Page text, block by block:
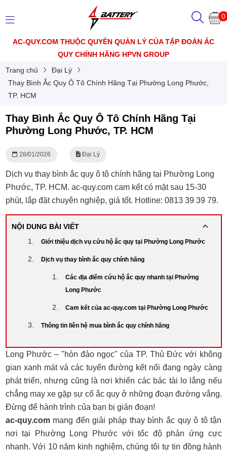
0
AC-QUY.COM THUỘC QUYỀN QUẢN LÝ CỦA TẬP ĐOÀN ẮC
QUY CHÍNH HÃNG HPVN GROUP
Trang chủ
Đại Lý
Thay Bình Ắc Quy Ô Tô Chính Hãng Tại Phường Long Phước,
TP. HCM
Thay Bình Ắc Quy Ô Tô Chính Hãng Tại
Phường Long Phước, TP. HCM
28/01/2026 Đại Lý
Dịch vụ thay bình ắc quy ô tô chính hãng tại Phường Long
Phước, TP. HCM. ac-quy.com cam kết có mặt sau 15-30
phút, lắp đặt chuyên nghiệp, giá tốt. Hotline: 0813 39 39 79.
NỘI DUNG BÀI VIẾT
Giới thiệu dịch vụ cứu hộ ắc quy tại Phường Long Phước
Dịch vụ thay bình ắc quy chính hãng
Các địa điểm cứu hộ ắc quy nhanh tại Phường
Long Phước
Cam kết của ac-quy.com tại Phường Long Phước
Thông tin liên hệ mua bình ắc quy chính hãng
Long Phước – "hòn đảo ngọc" của TP. Thủ Đức với không
gian xanh mát và các tuyến đường kết nối đang ngày càng
phát triển, nhưng cũng là nơi khiến các bác tài lo lắng nếu
chẳng may xe gặp sự cố ắc quy ở những đoạn đường vắng.
Đừng để hành trình của bạn bị gián đoạn!
ac-quy.commang đến giải pháp thay bình ắc quy ô tô tận
nơi tại Phường Long Phước với tốc độ phản ứng cực
nhanh. Với 10 năm kinh nghiệm, chúng tôi tự tin đồng hành